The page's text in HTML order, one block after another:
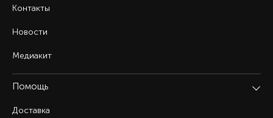
Контакты
Новости
Медиакит
Помощь
Доставка